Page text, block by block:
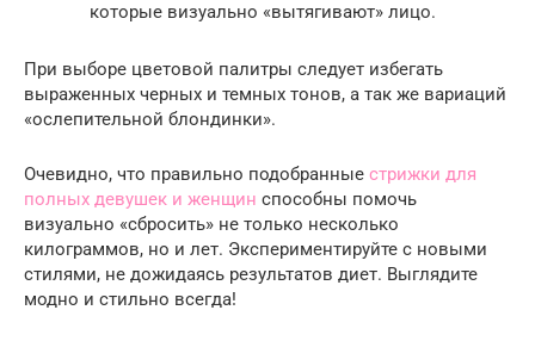
которые визуально «вытягивают» лицо.
При выборе цветовой палитры следует избегать
выраженных черных и темных тонов, а так же вариаций
«ослепительной блондинки».
Очевидно, что правильно подобранные стрижки для
полных девушек и женщин способны помочь
визуально «сбросить» не только несколько
килограммов, но и лет. Экспериментируйте с новыми
стилями, не дожидаясь результатов диет. Выглядите
модно и стильно всегда!